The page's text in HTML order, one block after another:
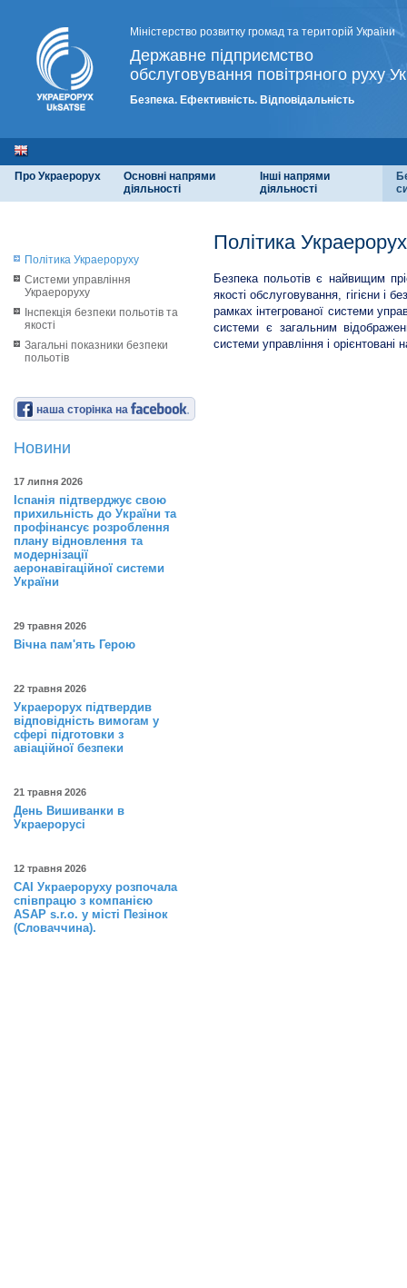
Міністерство розвитку громад та територій України
Державне підприємство
обслуговування повітряного руху
Безпека. Ефективність. Відповідальність
Про Украерорух
Основні напрями
діяльності
Інші напрями
діяльності
Політика Украероруху
Системи управління
Украероруху
Інспекція безпеки польотів та
якості
Загальні показники безпеки
польотів
наша сторінка на
Новини
17 липня 2026
Іспанія підтверджує свою
прихильність до України та
профінансує розроблення
плану відновлення та
модернізації
аеронавігаційної системи
України
29 травня 2026
Вічна пам'ять Герою
22 травня 2026
Украерорух підтвердив
відповідність вимогам у
сфері підготовки з
авіаційної безпеки
21 травня 2026
День Вишиванки в
Украерорусі
12 травня 2026
САІ Украероруху розпочала
співпрацю з компанією
ASAP s.r.o. у місті Пезінок
(Словаччина).
Політика
Безпека польотів є найвищим
якості обслуговування, гігієни і
рамках інтегрованої системи
системи є загальним
системи управління і